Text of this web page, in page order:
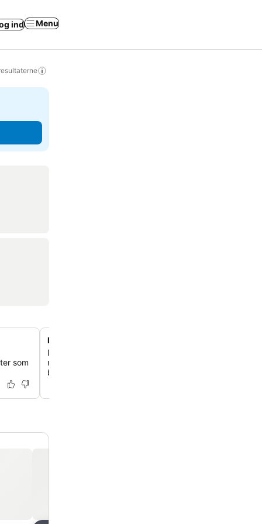
ind Menu
som
Fitnesscenter på femte sal med panoramaudsigt
Du kan holde din træningsrutine ved lige i et
med moderne cardiomaskiner og inspirerende udsigt
bybillede.